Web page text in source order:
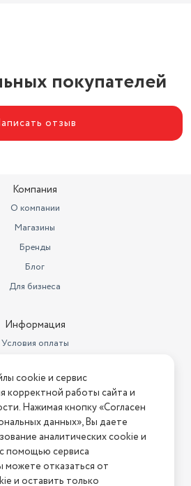
покупателей
отзыв
Компания
О компании
Магазины
Бренды
Блог
Для бизнеса
Информация
Условия оплаты
возврата
на сайте? Напишите нам
"АстМаркет". У нас есть всё!
конфиденциальности
cookie и сервис
корректной работы сайта и
Нажимая кнопку «Согласен
данных», Вы даете
аналитических cookie и
помощью сервиса
можете отказаться от
и оставить только